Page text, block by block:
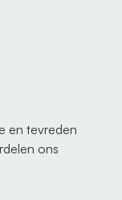
en tevreden
ons